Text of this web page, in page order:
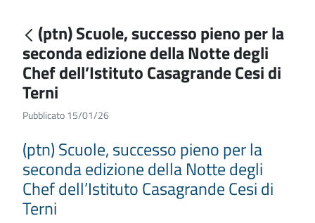
(ptn) Scuole, successo pieno per la
seconda edizione della Notte degli
Chef dell’Istituto Casagrande Cesi di
Terni
Pubblicato 15/01/26
(ptn) Scuole, successo pieno per la
seconda edizione della Notte degli
Chef dell’Istituto Casagrande Cesi di
Terni